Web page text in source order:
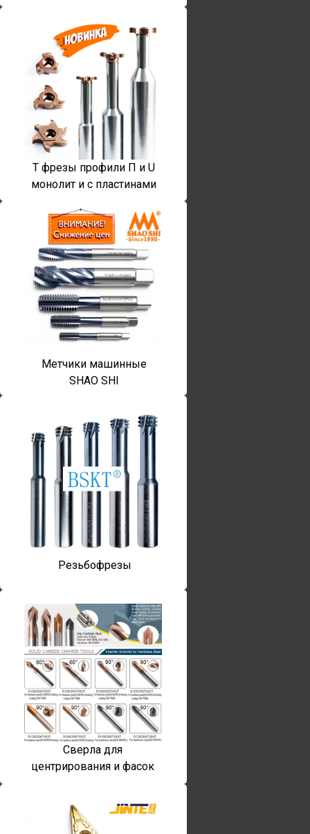
T фрезы профили П и U
монолит и с пластинами
Метчики машинные
SHAO SHI
Резьбофрезы
Сверла для
центрирования и фасок